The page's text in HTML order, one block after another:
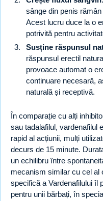
sânge din penis
Acest lucru duce la o
potrivită pentru
Susține răspunsul
răspunsul erectil
provoace automat o
continuare necesară,
naturală și receptivă.
În comparație cu alți
sau tadalafilul, vardenafilul
rapid al acțiunii, mulți
decurs de 15 minute.
un echilibru între
mecanism similar cu cel al
specifică a Vardenafilului îl
pentru unii bărbați, în